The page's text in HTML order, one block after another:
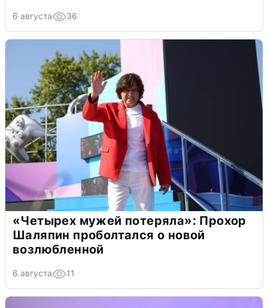
6 августа 36
«Четырех мужей потеряла»: Прохор
Шаляпин проболтался о новой
возлюбленной
6 августа 11